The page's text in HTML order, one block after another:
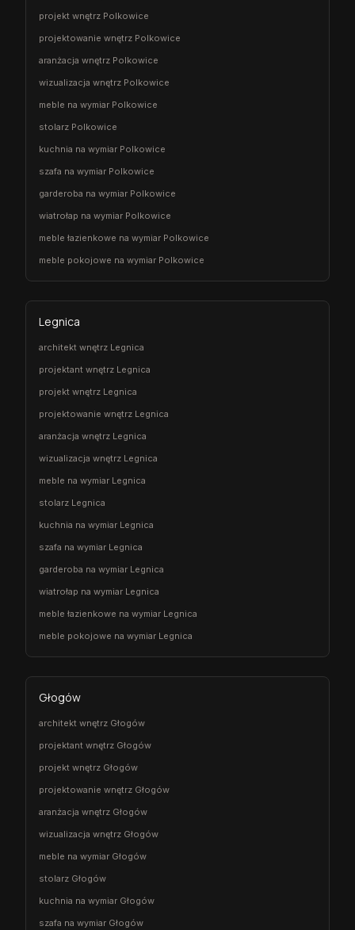
projekt wnętrz Polkowice
projektowanie wnętrz Polkowice
aranżacja wnętrz Polkowice
wizualizacja wnętrz Polkowice
meble na wymiar Polkowice
stolarz Polkowice
kuchnia na wymiar Polkowice
szafa na wymiar Polkowice
garderoba na wymiar Polkowice
wiatrołap na wymiar Polkowice
meble łazienkowe na wymiar Polkowice
meble pokojowe na wymiar Polkowice
Legnica
architekt wnętrz Legnica
projektant wnętrz Legnica
projekt wnętrz Legnica
projektowanie wnętrz Legnica
aranżacja wnętrz Legnica
wizualizacja wnętrz Legnica
meble na wymiar Legnica
stolarz Legnica
kuchnia na wymiar Legnica
szafa na wymiar Legnica
garderoba na wymiar Legnica
wiatrołap na wymiar Legnica
meble łazienkowe na wymiar Legnica
meble pokojowe na wymiar Legnica
Głogów
architekt wnętrz Głogów
projektant wnętrz Głogów
projekt wnętrz Głogów
projektowanie wnętrz Głogów
aranżacja wnętrz Głogów
wizualizacja wnętrz Głogów
meble na wymiar Głogów
stolarz Głogów
kuchnia na wymiar Głogów
szafa na wymiar Głogów